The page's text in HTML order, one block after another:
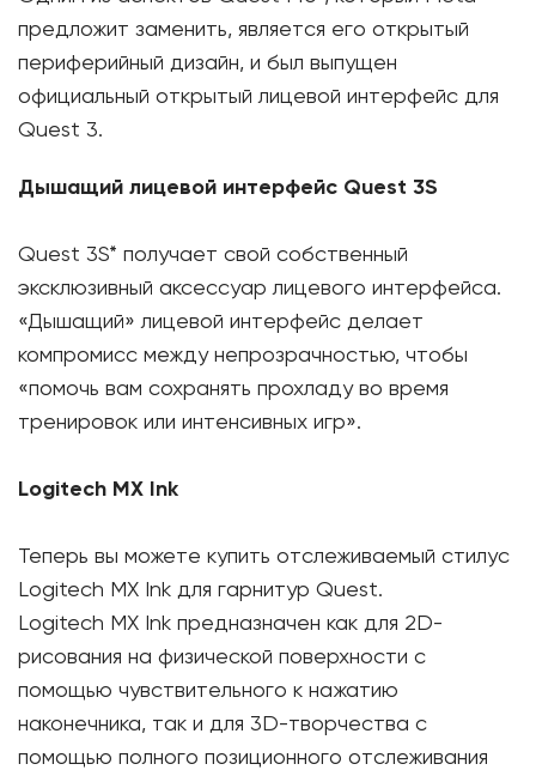
предложит заменить, является его открытый
периферийный дизайн, и был выпущен
официальный открытый лицевой интерфейс для
Quest 3.
Дышащий лицевой интерфейс Quest 3S
Quest 3S* получает свой собственный
эксклюзивный аксессуар лицевого интерфейса.
«Дышащий» лицевой интерфейс делает
компромисс между непрозрачностью, чтобы
«помочь вам сохранять прохладу во время
тренировок или интенсивных игр».
Logitech MX Ink
Теперь вы можете купить отслеживаемый стилус
Logitech MX Ink для гарнитур Quest.
Logitech MX Ink предназначен как для 2D-
рисования на физической поверхности с
помощью чувствительного к нажатию
наконечника, так и для 3D-творчества с
помощью полного позиционного отслеживания